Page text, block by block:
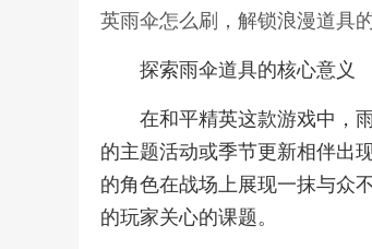
英雨伞怎么刷，解锁浪漫道具
探索雨伞道具的核心意义
在和平精英这款游戏中，
的主题活动或季节更新相伴出
的角色在战场上展现一抹与众
的玩家关心的课题。